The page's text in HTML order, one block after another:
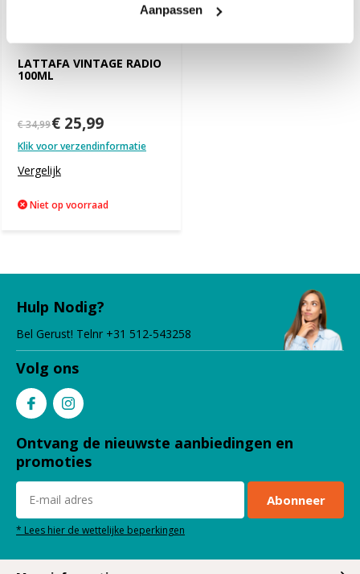
Aanpassen
LATTAFA VINTAGE RADIO
100ML
€ 34,99€ 25,99
Klik voor verzendinformatie
Vergelijk
Niet op voorraad
Hulp Nodig?
Bel Gerust! Telnr +31 512-543258
Volg ons
Ontvang de nieuwste aanbiedingen en
promoties
Abonneer
* Lees hier de wettelijke beperkingen